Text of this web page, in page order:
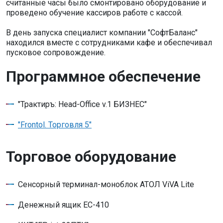
считанные часы было смонтировано оборудование и
проведено обучение кассиров работе с кассой.
В день запуска специалист компании "СофтБаланс"
находился вместе с сотрудниками кафе и обеспечивал
пусковое сопровождение.
Программное обеспечение
"Трактиръ: Head-Office v.1 БИЗНЕС"
"Frontol. Торговля 5"
Торговое оборудование
Сенсорный терминал-моноблок АТОЛ ViVA Lite
Денежный ящик EC-410